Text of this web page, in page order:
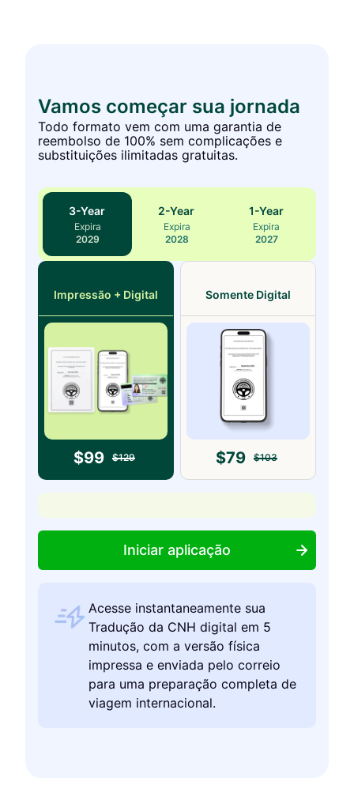
Vamos começar sua jornada
Todo formato vem com uma garantia de
reembolso de 100% sem complicações e
substituições ilimitadas gratuitas.
3-Year
Expira
2029
2-Year
Expira
2028
1-Year
Expira
2027
Impressão + Digital
$99 $129
Somente Digital
$79 $103
Iniciar aplicação
Acesse instantaneamente sua
Tradução da CNH digital em 5
minutos, com a versão física
impressa e enviada pelo correio
para uma preparação completa de
viagem internacional.